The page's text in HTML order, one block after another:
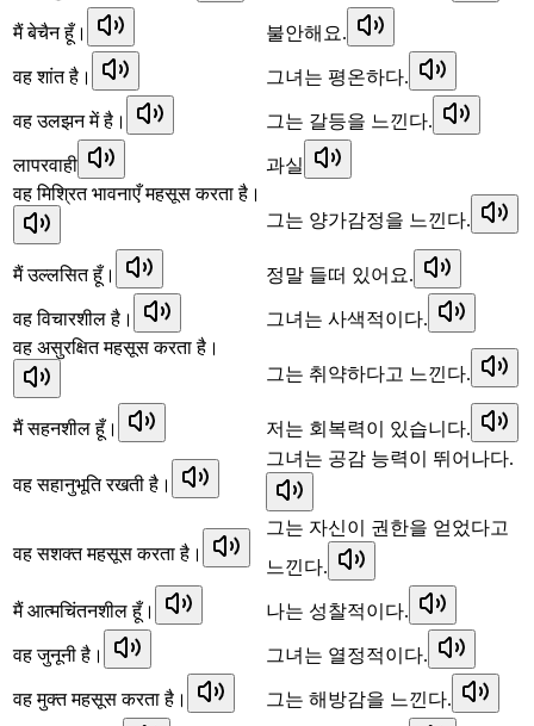
मैं बेचैन हूँ। 불안해요.
वह शांत है। 그녀는 평온하다.
वह उलझन में है। 그는 갈등을 느낀다.
लापरवाही
과실
वह मिश्रित भावनाएँ महसूस करता है।
그는 양가감정을 느낀다.
मैं उल्लसित हूँ। 정말 들떠 있어요.
वह विचारशील है।
그녀는 사색적이다.
वह असुरक्षित महसूस करता है।
그는 취약하다고 느낀다.
मैं सहनशील हूँ। 저는 회복력이 있습니다.
वह सहानुभूति रखती है।
그녀는 공감 능력이 뛰어나다.
वह सशक्त महसूस करता है।
그는 자신이 권한을 얻었다고
느낀다.
मैं आत्मचिंतनशील हूँ। 나는 성찰적이다.
वह जुनूनी है। 그녀는 열정적이다.
वह मुक्त महसूस करता है। 그는 해방감을 느낀다.